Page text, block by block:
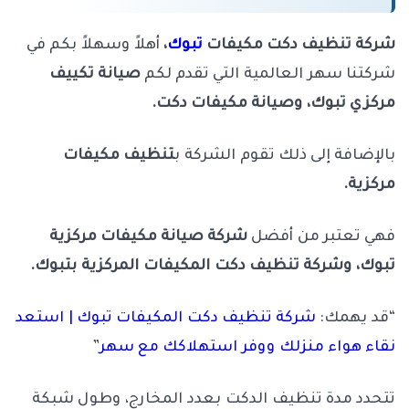
شركة تنظيف دكت مكيفات تبوك، أهلاً وسهلاً بكم في
شركتنا سهر العالمية التي تقدم لكم صيانة تكييف
مركزي تبوك، وصيانة مكيفات دكت.
بالإضافة إلى ذلك تقوم الشركة بتنظيف مكيفات
مركزية.
فهي تعتبر من أفضل شركة صيانة مكيفات مركزية
تبوك، وشركة تنظيف دكت المكيفات المركزية بتبوك.
“قد يهمك: شركة تنظيف دكت المكيفات تبوك | استعد
نقاء هواء منزلك ووفر استهلاكك مع سهر”
تتحدد مدة تنظيف الدكت بعدد المخارج، وطول شبكة